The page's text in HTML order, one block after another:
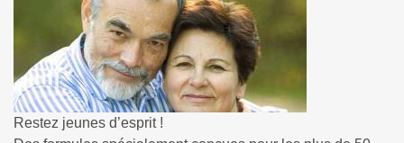
Restez jeunes d’esprit !